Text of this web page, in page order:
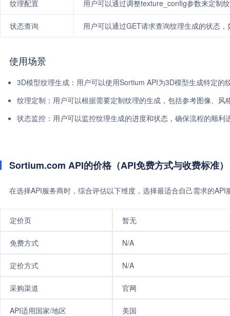
纹理配置 用户可以通过调整texture_config参数来定制
状态查询 用户可以通过GET请求查询纹理生成的状态
使用场景
3D模型纹理生成：用户可以使用Sortium API为3D模型生成特定的
纹理定制：用户可以根据需要定制纹理的生成，包括参考图像、风
状态监控：用户可以监控纹理生成的进度和状态，确保流程的顺利
Sortium.com API的价格（API免费方式与收费标准）
在选择API服务商时，综合评估以下维度，选择最适合自己需求的
定价页 暂无
免费方式 N/A
定价方式 N/A
采购渠道 官网
API适用国家/地区 美国